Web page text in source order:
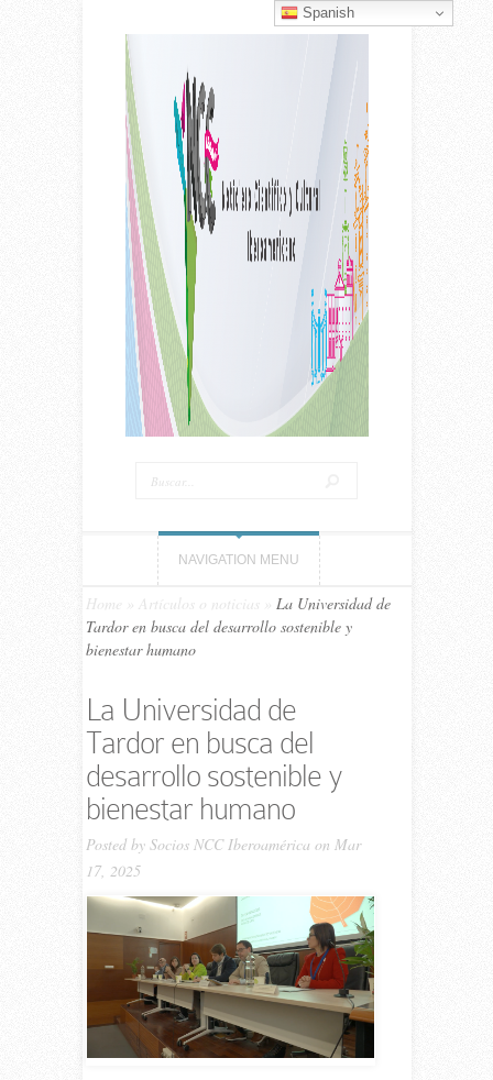
NAVIGATION MENU
Home Artículos o noticias
La Universidad de
Tardor en busca del desarrollo sostenible y
bienestar humano
La Universidad de
Tardor en busca del
desarrollo sostenible y
bienestar humano
Posted by Socios NCC Iberoamérica on Mar
17, 2025
Spanish